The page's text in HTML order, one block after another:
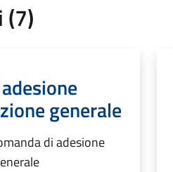
(7)
generale
di adesione